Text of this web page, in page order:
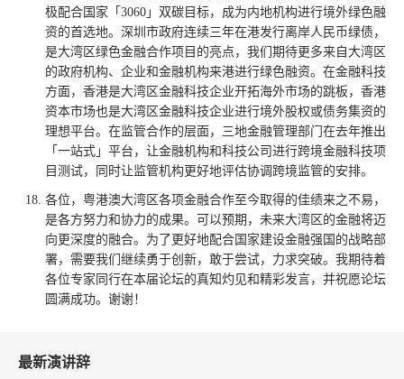
极配合国家「3060」双碳目标，成为内地机构进行境外绿色融
资的首选地。深圳市政府连续三年在港发行离岸人民币绿债，
是大湾区绿色金融合作项目的亮点，我们期待更多来自大湾区
的政府机构、企业和金融机构来港进行绿色融资。在金融科技
方面，香港是大湾区金融科技企业开拓海外市场的跳板，香港
资本市场也是大湾区金融科技企业进行境外股权或债务集资的
理想平台。在监管合作的层面，三地金融管理部门在去年推出
「一站式」平台，让金融机构和科技公司进行跨境金融科技项
目测试，同时让监管机构更好地评估协调跨境监管的安排。
各位，粤港澳大湾区各项金融合作至今取得的佳绩来之不易，
是各方努力和协力的成果。可以预期，未来大湾区的金融将迈
向更深度的融合。为了更好地配合国家建设金融强国的战略部
署，需要我们继续勇于创新，敢于尝试，力求突破。我期待着
各位专家同行在本届论坛的真知灼见和精彩发言，并祝愿论坛
圆满成功。谢谢！
最新演讲辞